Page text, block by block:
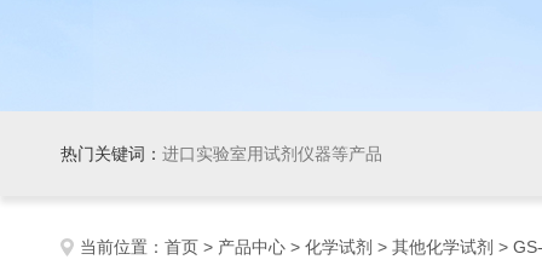
热门关键词： 进口实验室用试剂仪器等产品
当前位置： 首页 > 产品中心 > 化学试剂 > 其他化学试剂 >